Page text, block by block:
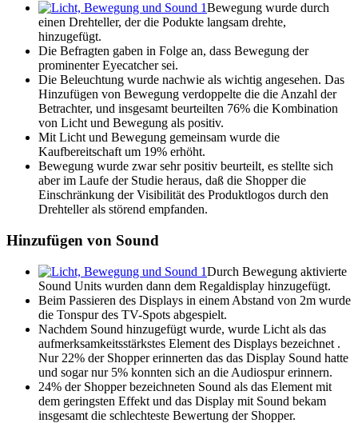
Bewegung wurde durch
einen Drehteller, der die Podukte langsam drehte,
hinzugefügt.
Die Befragten gaben in Folge an, dass Bewegung der
prominenter Eyecatcher sei.
Die Beleuchtung wurde nachwie als wichtig angesehen. Das
Hinzufügen von Bewegung verdoppelte die die Anzahl der
Betrachter, und insgesamt beurteilten 76% die Kombination
von Licht und Bewegung als positiv.
Mit Licht und Bewegung gemeinsam wurde die
Kaufbereitschaft um 19% erhöht.
Bewegung wurde zwar sehr positiv beurteilt, es stellte sich
aber im Laufe der Studie heraus, daß die Shopper die
Einschränkung der Visibilität des Produktlogos durch den
Drehteller als störend empfanden.
Hinzufügen von Sound
Durch Bewegung aktivierte
Sound Units wurden dann dem Regaldisplay hinzugefügt.
Beim Passieren des Displays in einem Abstand von 2m wurde
die Tonspur des TV-Spots abgespielt.
Nachdem Sound hinzugefügt wurde, wurde Licht als das
aufmerksamkeitsstärkstes Element des Displays bezeichnet .
Nur 22% der Shopper erinnerten das das Display Sound hatte
und sogar nur 5% konnten sich an die Audiospur erinnern.
24% der Shopper bezeichneten Sound als das Element mit
dem geringsten Effekt und das Display mit Sound bekam
insgesamt die schlechteste Bewertung der Shopper.